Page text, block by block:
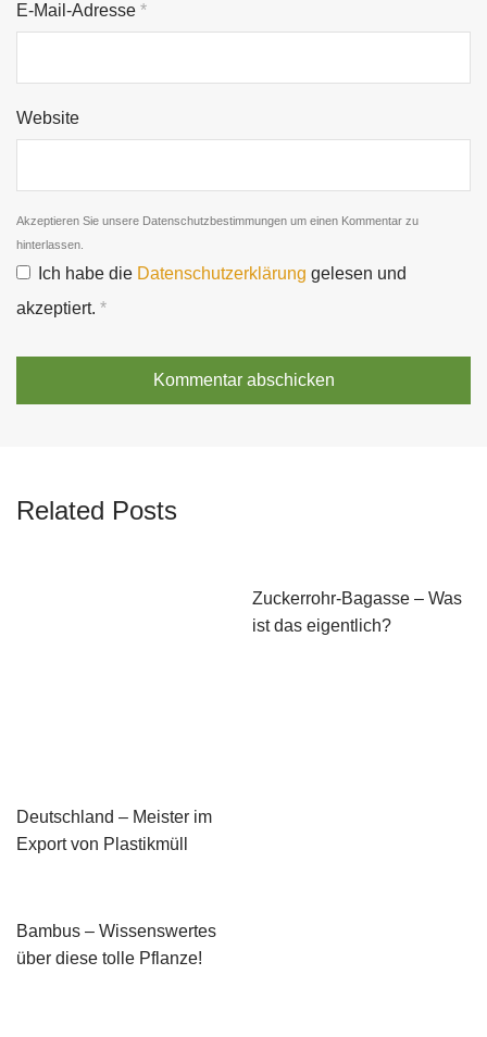
E-Mail-Adresse *
Website
Akzeptieren Sie unsere Datenschutzbestimmungen um einen Kommentar zu
hinterlassen.
Ich habe die Datenschutzerklärung gelesen und
akzeptiert. *
Related Posts
Deutschland – Meister im
Export von Plastikmüll
Zuckerrohr-Bagasse – Was
ist das eigentlich?
Bambus – Wissenswertes
über diese tolle Pflanze!